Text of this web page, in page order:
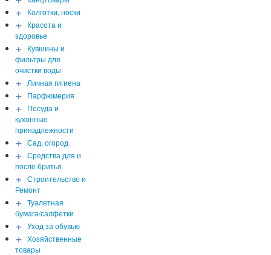
+ Колготки, носки
+ Красота и
здоровье
+ Кувшины и
фильтры для
очистки воды
+ Личная гигиена
+ Парфюмерия
+ Посуда и
кухонные
принадлежности
+ Сад, огород
+ Средства для и
после бритья
+ Строительство и
Ремонт
+ Туалетная
бумага/салфетки
+ Уход за обувью
+ Хозяйственные
товары